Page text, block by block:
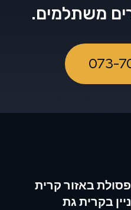
משתלמים.
073-
באזור קרית
בקרית גת